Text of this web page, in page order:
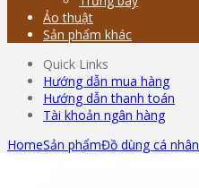
Ảo thuật
Sản phẩm khác
Quick Links
Hướng dẫn mua hàng
Hướng dẫn thanh toán
Tài khoản ngân hàng
HomeSản phẩmĐồ dùng cá nhân